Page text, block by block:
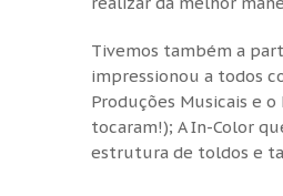
Tivemos também a
impressionou a todos
Produções Musicais e
tocaram!); A In-Color
estrutura de toldos e